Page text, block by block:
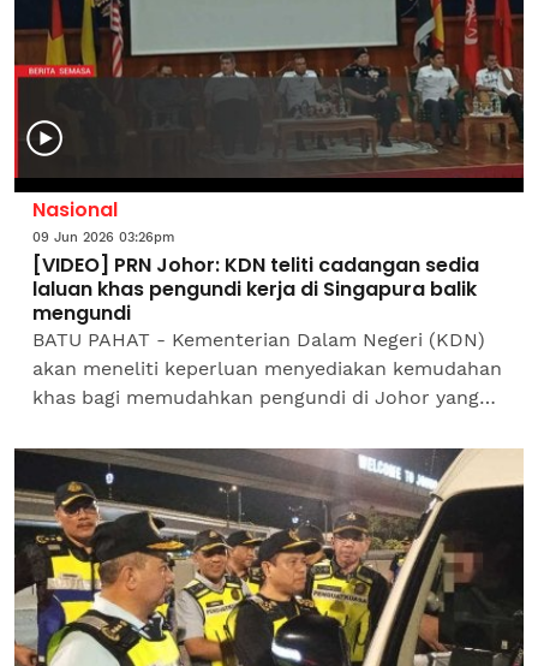
Nasional
09 Jun 2026 03:26pm
[VIDEO] PRN Johor: KDN teliti cadangan sedia
laluan khas pengundi kerja di Singapura balik
mengundi
BATU PAHAT - Kementerian Dalam Negeri (KDN)
akan meneliti keperluan menyediakan kemudahan
khas bagi memudahkan pengundi di Johor yang
kemungkinan membuka...